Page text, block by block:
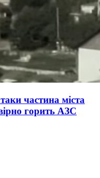
частина міста
горить АЗС